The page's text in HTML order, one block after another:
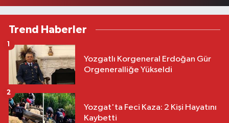
Trend Haberler
Yozgatlı Korgeneral Erdoğan Gür
Orgeneralliğe Yükseldi
1
Yozgat'ta Feci Kaza: 2 Kişi Hayatını
Kaybetti
2